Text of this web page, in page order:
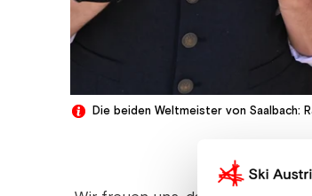
Die beiden Weltmeister von Saalbach: